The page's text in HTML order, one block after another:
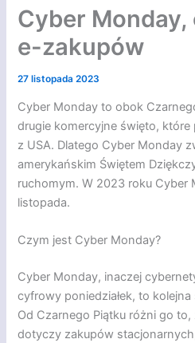
Cyber
e-zakupów
27 listopada 2023
Cyber Monday to obok
drugie komercyjne święto, które
z USA. Dlatego Cyber Monday
amerykańskim Świętem
ruchomym. W 2023 roku Cyber
listopada.
Czym jest Cyber Monday?
Cyber Monday, inaczej
cyfrowy poniedziałek, to
Od Czarnego Piątku różni go to,
dotyczy zakupów